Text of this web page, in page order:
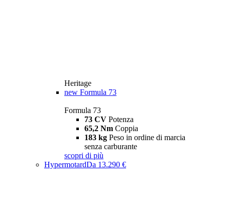
Heritage
new Formula 73
Formula 73
73 CV Potenza
65,2 Nm Coppia
183 kg Peso in ordine di marcia
senza carburante
scopri di più
HypermotardDa 13.290 €